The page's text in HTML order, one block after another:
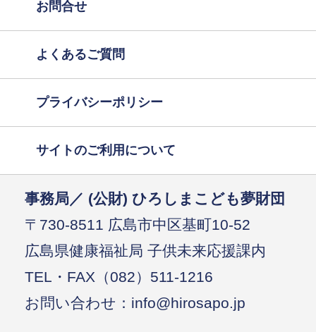
お問合せ
よくあるご質問
プライバシーポリシー
サイトのご利用について
事務局／ (公財) ひろしまこども夢財団
〒730-8511 広島市中区基町10-52
広島県健康福祉局 子供未来応援課内
TEL・FAX（082）511-1216
お問い合わせ：info@hirosapo.jp